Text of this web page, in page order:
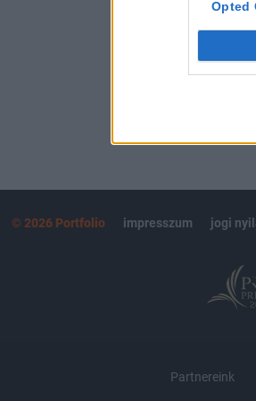
Opted
MÁR
© 2026 Portfolio impresszum jogi
Partnereink